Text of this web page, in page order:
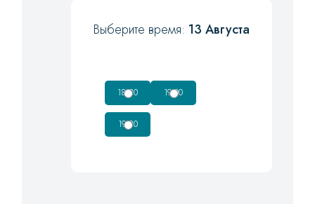
Выберите время: 13 Августа
18:30 19:00
19:30